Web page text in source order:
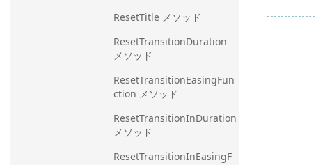
ResetTitle メソッド
ResetTransitionDuration
メソッド
ResetTransitionEasingFun
ction メソッド
ResetTransitionInDuration
メソッド
ResetTransitionInEasingF